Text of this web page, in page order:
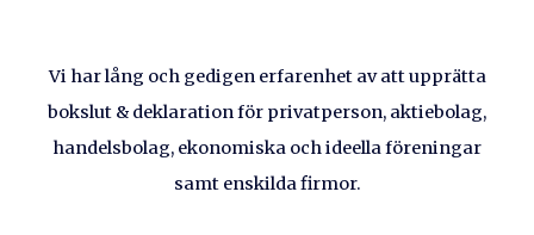
Vi har lång och gedigen erfarenhet av att upprätta
bokslut & deklaration för privatperson, aktiebolag,
handelsbolag, ekonomiska och ideella föreningar
samt enskilda firmor.